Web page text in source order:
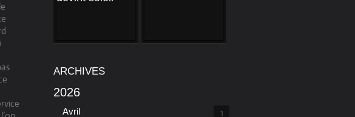
ARCHIVES
2026
Avril 1